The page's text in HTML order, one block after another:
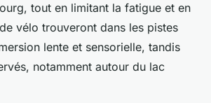
tout en limitant la fatigue et en
vélo trouveront dans les pistes
lente et sensorielle, tandis
notamment autour du lac